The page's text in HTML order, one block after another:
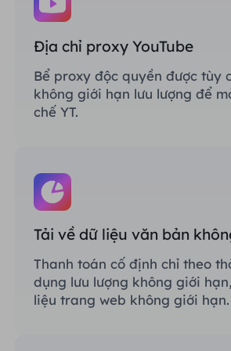
Địa chỉ proxy YouTube
Bể proxy độc quyền được tùy
không giới hạn lưu lượng để
chế YT.
Tải về dữ liệu văn bản
Thanh toán cố định chỉ theo
dụng lưu lượng không giới
liệu trang web không giới hạn.